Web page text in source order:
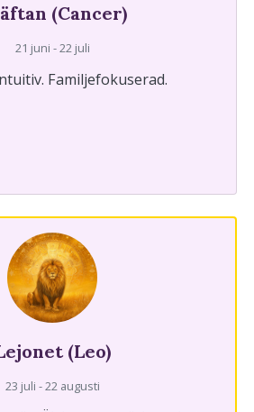
(Cancer)
21 juni - 22 juli
Familjefokuserad.
(Leo)
23 juli - 22 augusti